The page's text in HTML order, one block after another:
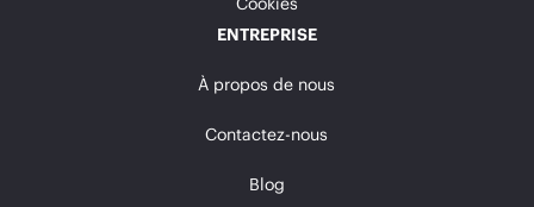
ENTREPRISE
À propos de nous
Contactez-nous
Blog